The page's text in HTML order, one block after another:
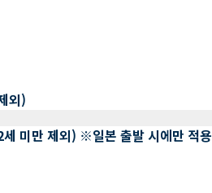
외)
미만 제외) ※일본 출발 시에만 적용